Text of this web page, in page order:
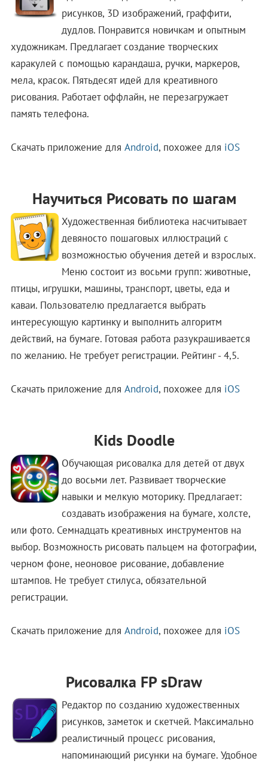
рисунков, 3D изображений, граффити,
дудлов. Понравится новичкам и опытным
художникам. Предлагает создание творческих
каракулей с помощью карандаша, ручки, маркеров,
мела, красок. Пятьдесят идей для креативного
рисования. Работает оффлайн, не перезагружает
память телефона.
Скачать приложение для Android, похожее для iOS
Научиться Рисовать по шагам
Художественная библиотека насчитывает
девяносто пошаговых иллюстраций с
возможностью обучения детей и взрослых.
Меню состоит из восьми групп: животные,
птицы, игрушки, машины, транспорт, цветы, еда и
каваи. Пользователю предлагается выбрать
интересующую картинку и выполнить алгоритм
действий, на бумаге. Готовая работа разукрашивается
по желанию. Не требует регистрации. Рейтинг - 4,5.
Скачать приложение для Android, похожее для iOS
Kids Doodle
Обучающая рисовалка для детей от двух
до восьми лет. Развивает творческие
навыки и мелкую моторику. Предлагает:
создавать изображения на бумаге, холсте,
или фото. Семнадцать креативных инструментов на
выбор. Возможность рисовать пальцем на фотографии,
черном фоне, неоновое рисование, добавление
штампов. Не требует стилуса, обязательной
регистрации.
Скачать приложение для Android, похожее для iOS
Рисовалка FP sDraw
Редактор по созданию художественных
рисунков, заметок и скетчей. Максимально
реалистичный процесс рисования,
напоминающий рисунки на бумаге. Удобное